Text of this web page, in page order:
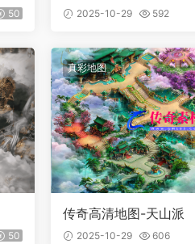
50 2025-10-29 592
50
真彩地图
传奇高清地图-天山派
2025-10-29 606